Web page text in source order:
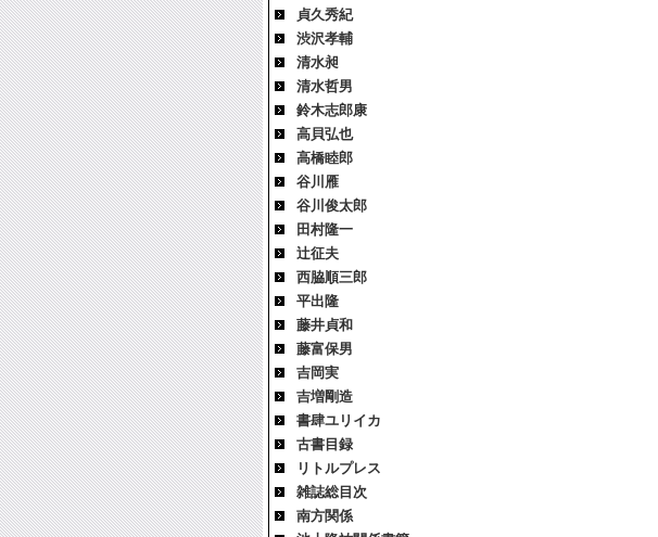
貞久秀紀
渋沢孝輔
清水昶
清水哲男
鈴木志郎康
高貝弘也
高橋睦郎
谷川雁
谷川俊太郎
田村隆一
辻征夫
西脇順三郎
平出隆
藤井貞和
藤富保男
吉岡実
吉増剛造
書肆ユリイカ
古書目録
リトルプレス
雑誌総目次
南方関係